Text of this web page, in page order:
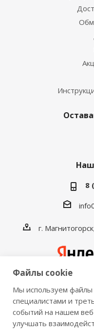
8
г.
2016-2026 ©
сейфов Valberg и
Продажа сейфов для
Файлы cookie
Мы используем
специалистами и
событий на нашем
улучшать